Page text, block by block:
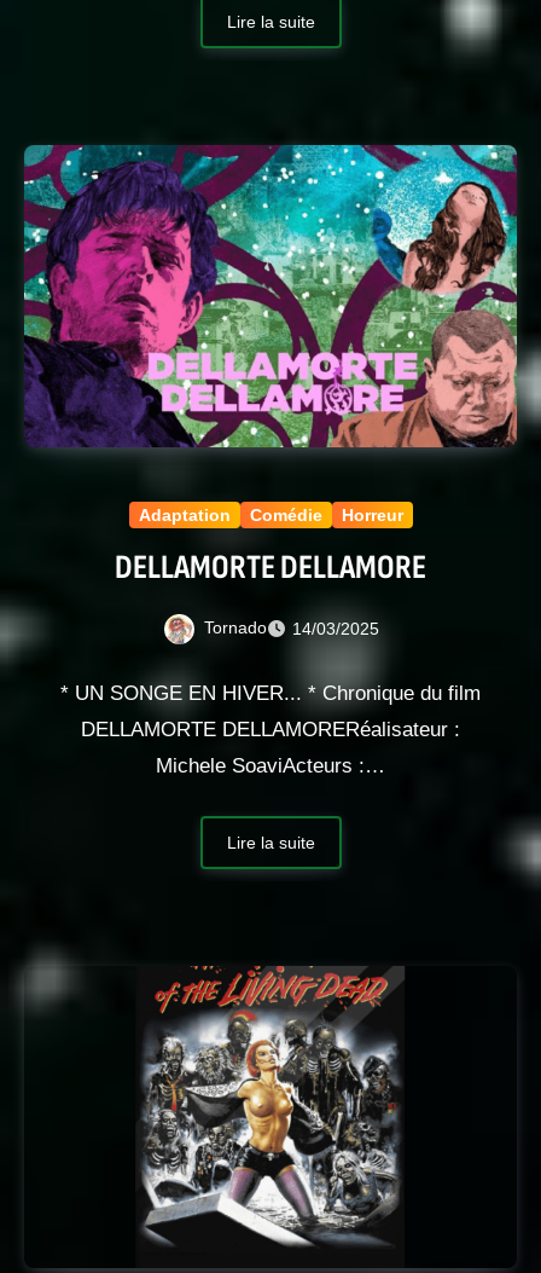
Lire la suite
Adaptation Comédie Horreur
DELLAMORTE DELLAMORE
Tornado 14/03/2025
* UN SONGE EN HIVER... * Chronique du film
DELLAMORTE DELLAMORERéalisateur :
Michele SoaviActeurs :…
Lire la suite